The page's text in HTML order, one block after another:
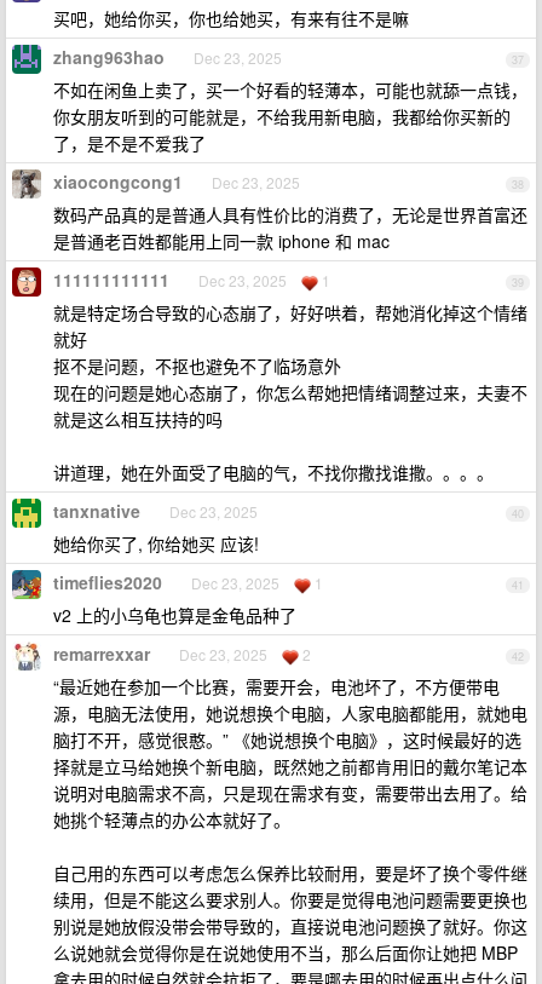
买吧，她给你买，你也给她买，有来有往不是嘛
37
zhang963hao Dec 23, 2025
不如在闲鱼上卖了，买一个好看的轻薄本，可能也就舔一点钱，
你女朋友听到的可能就是，不给我用新电脑，我都给你买新的
了，是不是不爱我了
38
xiaocongcong1 Dec 23, 2025
数码产品真的是普通人具有性价比的消费了，无论是世界首富还
是普通老百姓都能用上同一款 iphone 和 mac
39
111111111111 Dec 23, 2025 1
就是特定场合导致的心态崩了，好好哄着，帮她消化掉这个情绪
就好
抠不是问题，不抠也避免不了临场意外
现在的问题是她心态崩了，你怎么帮她把情绪调整过来，夫妻不
就是这么相互扶持的吗
讲道理，她在外面受了电脑的气，不找你撒找谁撒。。。。
40
tanxnative Dec 23, 2025
她给你买了, 你给她买 应该!
41
timeflies2020 Dec 23, 2025 1
v2 上的小乌龟也算是金龟品种了
42
remarrexxar Dec 23, 2025 2
“最近她在参加一个比赛，需要开会，电池坏了，不方便带电
源，电脑无法使用，她说想换个电脑，人家电脑都能用，就她电
脑打不开，感觉很憨。” 《她说想换个电脑》，这时候最好的选
择就是立马给她换个新电脑，既然她之前都肯用旧的戴尔笔记本
说明对电脑需求不高，只是现在需求有变，需要带出去用了。给
她挑个轻薄点的办公本就好了。
自己用的东西可以考虑怎么保养比较耐用，要是坏了换个零件继
续用，但是不能这么要求别人。你要是觉得电池问题需要更换也
别说是她放假没带会带导致的，直接说电池问题换了就好。你这
么说她就会觉得你是在说她使用不当，那么后面你让她把 MBP